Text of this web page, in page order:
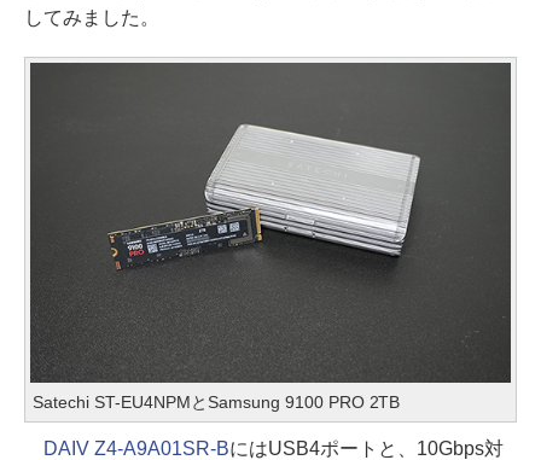
してみました。
Satechi ST-EU4NPMとSamsung 9100 PRO 2TB
DAIV Z4-A9A01SR-BにはUSB4ポートと、10Gbps対